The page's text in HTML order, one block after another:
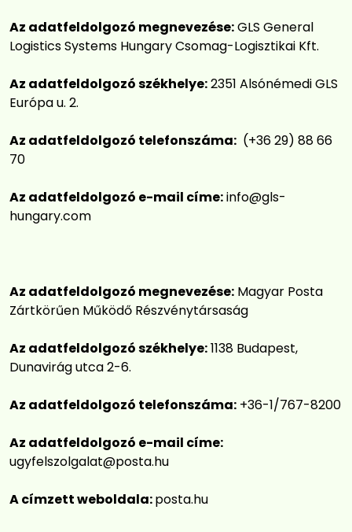
Az adatfeldolgozó megnevezése:GLS General
Logistics Systems Hungary Csomag-Logisztikai Kft.
Az adatfeldolgozó székhelye:2351 Alsónémedi GLS
Európa u. 2.
Az adatfeldolgozó telefonszáma: (+36 29) 88 66
70
Az adatfeldolgozó e-mail címe:info@gls-
hungary.com
Az adatfeldolgozó megnevezése: Magyar Posta
Zártkörűen Működő Részvénytársaság
Az adatfeldolgozó székhelye:1138 Budapest,
Dunavirág utca 2-6.
Az adatfeldolgozó telefonszáma: +36-1/767-8200
Az adatfeldolgozó e-mail címe:
ugyfelszolgalat@posta.hu
A címzett weboldala:posta.hu